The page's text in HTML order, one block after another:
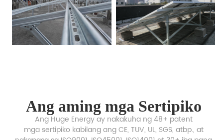
Ang aming mga Sertipiko
Ang Huge Energy ay nakakuha ng 48+ patent
mga sertipiko kabilang ang CE, TUV, UL, SGS, atbp., at